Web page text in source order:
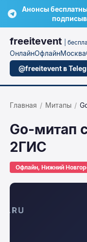
Анонсы
freeitevent |
ОнлайнОфлайнМосква
@freeitevent в
Главная / Митапы /
Go-митап
2ГИС
Офлайн, Нижний